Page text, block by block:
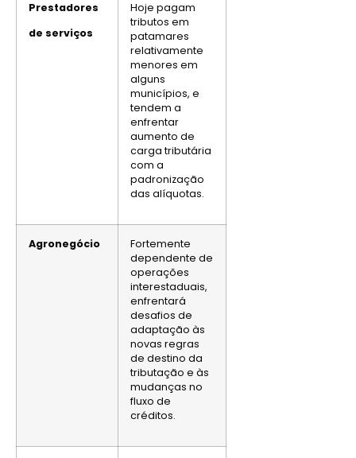
Prestadores
de serviços
Hoje pagam
tributos em
patamares
relativamente
menores em
alguns
municípios, e
tendem a
enfrentar
aumento de
carga tributária
com a
padronização
das alíquotas.
Agronegócio
Fortemente
dependente de
operações
interestaduais,
enfrentará
desafios de
adaptação às
novas regras
de destino da
tributação e às
mudanças no
fluxo de
créditos.